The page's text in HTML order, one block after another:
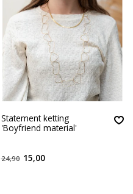
Statement ketting
'Boyfriend material'
24,90 15,00